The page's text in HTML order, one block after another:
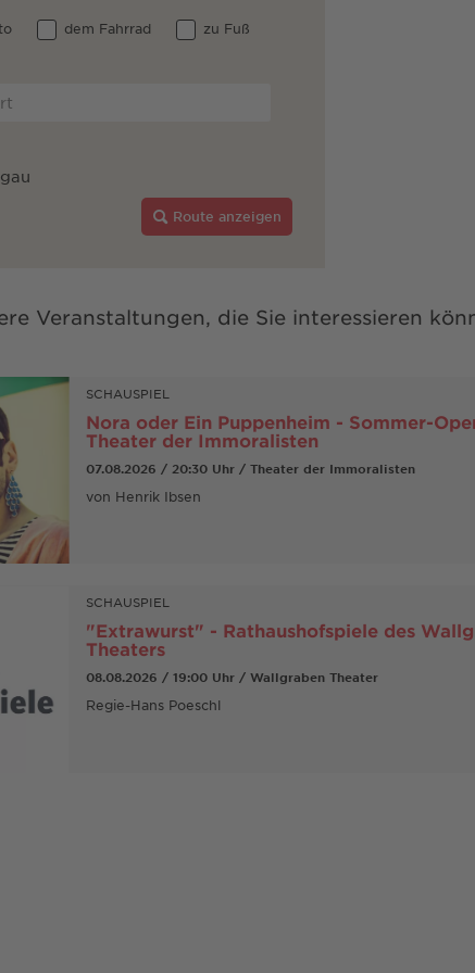
dem Fahrrad zu Fuß
Route anzeigen
Veranstaltungen, die Sie interessieren
SCHAUSPIEL
Nora oder Ein Puppenheim - Sommer-
Theater der Immoralisten
07.08.2026 / 20:30 Uhr / Theater der Immoralisten
von Henrik Ibsen
SCHAUSPIEL
"Extrawurst" - Rathaushofspiele des
Theaters
08.08.2026 / 19:00 Uhr / Wallgraben Theater
Regie-Hans Poeschl